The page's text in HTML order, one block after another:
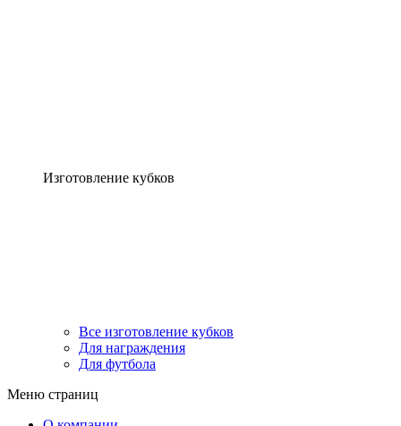
Изготовление кубков
Все изготовление кубков
Для награждения
Для футбола
Меню страниц